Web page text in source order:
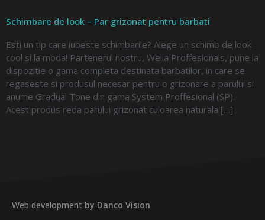
Schimbare de look – Par grizonat pentru barbati
Esti un tip care iubeste schimbarile? Alege un schimb de look
cool si la moda! Partenerul nostru, Wella Proffesionals, pune la
dispozitie o gama completa destinata barbatilor, in care se
regaseste si produsul necesar pentru o grizonare a parului si
anume Gradual Tone din gama System Proffesional (SP).
Acest produs reda parului grizonat culoarea naturala […]
Web development by Danco Vision